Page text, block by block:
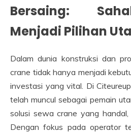
Bersaing:
Menjadi Pilihan
Dalam dunia konstruksi dan
crane tidak hanya menjadi
investasi yang vital. Di
telah muncul sebagai pemain
solusi sewa crane yang
Dengan fokus pada operator